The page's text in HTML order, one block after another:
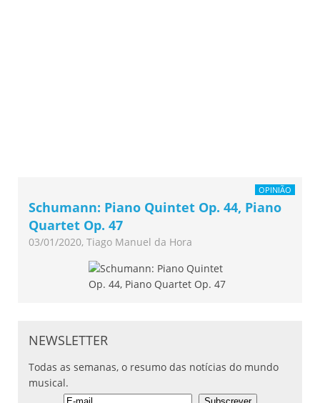
OPINIÃO
Schumann: Piano Quintet Op. 44, Piano
Quartet Op. 47
03/01/2020, Tiago Manuel da Hora
NEWSLETTER
Todas as semanas, o resumo das notícias do mundo
musical.